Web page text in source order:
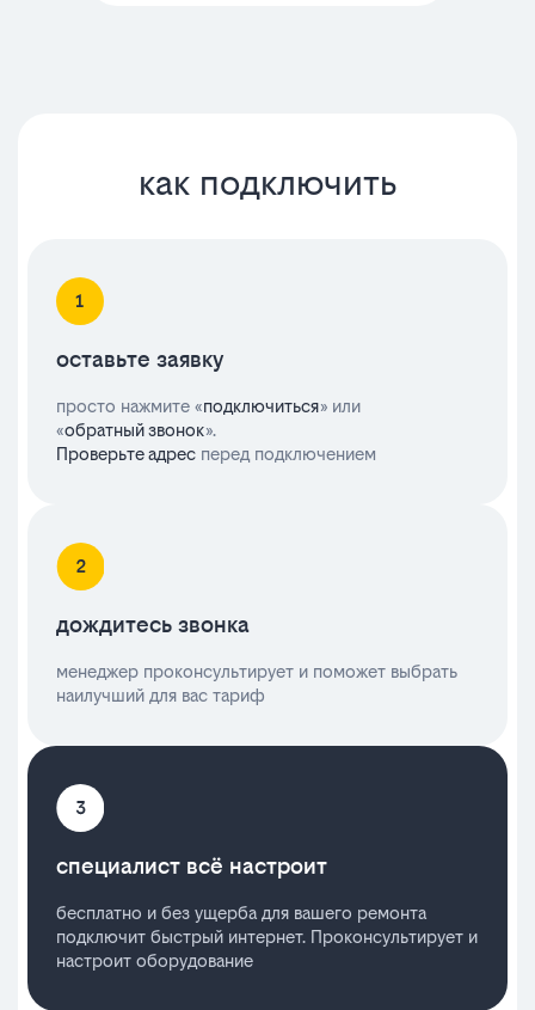
как подключить
оставьте заявку
просто нажмите «подключиться» или
«обратный звонок».
Проверьте адрес перед подключением
дождитесь звонка
менеджер проконсультирует и поможет выбрать
наилучший для вас тариф
специалист всё настроит
бесплатно и без ущерба для вашего ремонта
подключит быстрый интернет. Проконсультирует и
настроит оборудование